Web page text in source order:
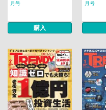
月号
購入
月号